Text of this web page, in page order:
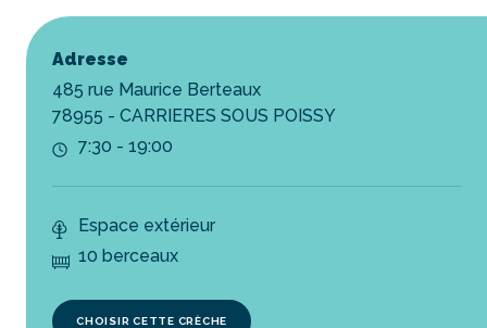
Adresse
485 rue Maurice Berteaux
78955 - CARRIERES SOUS POISSY
7:30 - 19:00
Espace extérieur
10 berceaux
CHOISIR CETTE CRÈCHE